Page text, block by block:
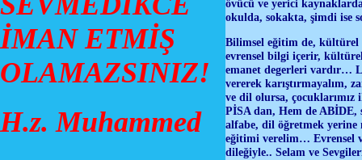
İMAN ETMİŞ
OLAMAZSINIZ!
H.z. Muhammed
övücü ve yerici
okulda, sokakta, şimdi ise
Bilimsel eğitim de, kültürel
evrensel bilgi içerir,
emanet degerleri vardır…
vererek karıştırmayalım,
ve dil olursa,
PİSA dan, Hem de ABİDE,
alfabe, dil öğretmek
eğitimi verelim… Evrensel
dileğiyle.. Selam ve